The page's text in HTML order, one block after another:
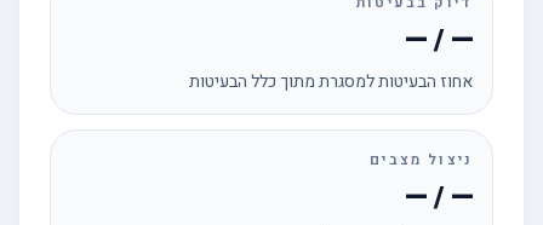
— / —
אחוז הבעיטות למסגרת מתוך כלל הבעיטות
ניצול מצבים
— / —